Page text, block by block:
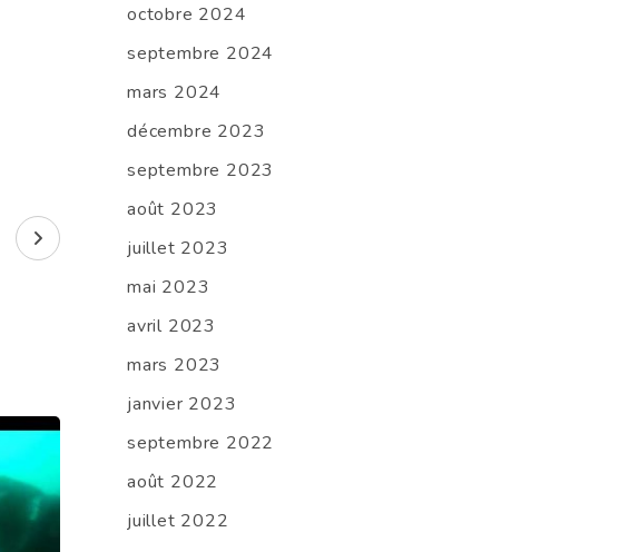
octobre 2024
septembre 2024
mars 2024
décembre 2023
septembre 2023
août 2023
juillet 2023
mai 2023
avril 2023
mars 2023
janvier 2023
septembre 2022
août 2022
juillet 2022